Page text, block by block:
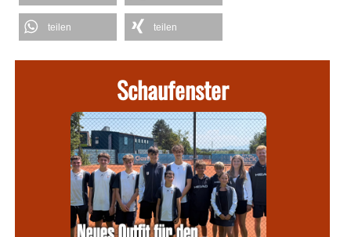
teilen teilen
Schaufenster